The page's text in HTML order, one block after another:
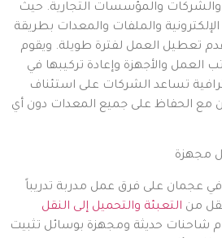
والمؤسسات التجارية. حيث
والملفات والمعدات بطريقة
تعطيل العمل لفترة طويلة. ويقوم
والأجهزة وإعادة تركيبها في
تساعد الشركات على استئناف
مع الحفاظ على جميع المعدات دون أي
مجهزة
عجمان على فرق عمل مدربة تدريباً
من التعبئة والتحميل إلى النقل
شاحنات حديثة ومجهزة بوسائل تثبيت